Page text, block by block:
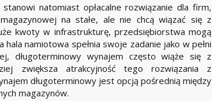
natomiast opłacalne rozwiązanie dla firm,
na stałe, ale nie chcą wiązać się z
kwoty w infrastrukturę, przedsiębiorstwa mogą
namiotowa spełnia swoje zadanie jako w pełni
długoterminowy wynajem często wiąże się z
zwiększa atrakcyjność tego rozwiązania z
długoterminowy jest opcją pośrednią między
magazynów.